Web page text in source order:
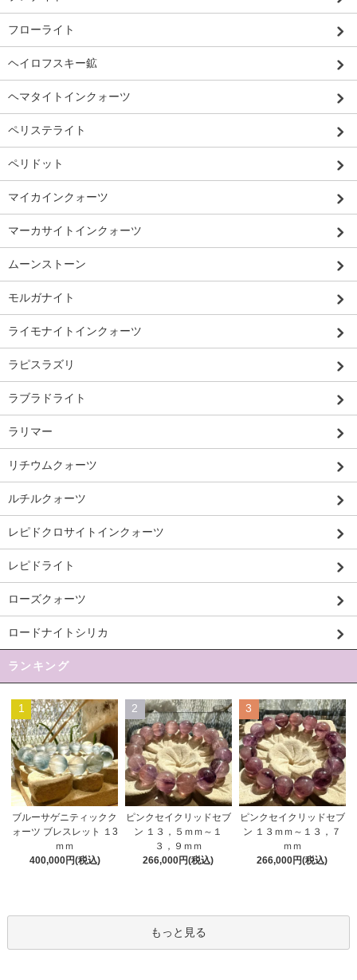
フローライト
ヘイロフスキー鉱
ヘマタイトインクォーツ
ペリステライト
ペリドット
マイカインクォーツ
マーカサイトインクォーツ
ムーンストーン
モルガナイト
ライモナイトインクォーツ
ラピスラズリ
ラブラドライト
ラリマー
リチウムクォーツ
ルチルクォーツ
レピドクロサイトインクォーツ
レピドライト
ローズクォーツ
ロードナイトシリカ
ランキング
1
ブルーサゲニティックク
ォーツ ブレスレット １3
ｍｍ
400,000円(税込)
2
ピンクセイクリッドセブ
ン １３，５ｍｍ～１
３，９ｍｍ
266,000円(税込)
3
ピンクセイクリッドセブ
ン １３ｍｍ～１３，７
ｍｍ
266,000円(税込)
もっと見る